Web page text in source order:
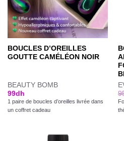
BOUCLES D’OREILLES
GOUTTE CAMÉLÉON NOIR
BEAUTY BOMB
99dh
1 paire de boucles d’oreilles livrée dans
un coffret cadeau